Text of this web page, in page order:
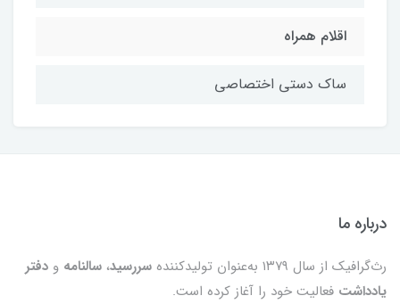
اقلام همراه
ساک دستی اختصاصی
درباره ما
رث‌گرافیک از سال ۱۳۷۹ به‌عنوان تولیدکننده سررسید، سالنامه و دفتر
یادداشت فعالیت خود را آغاز کرده است.